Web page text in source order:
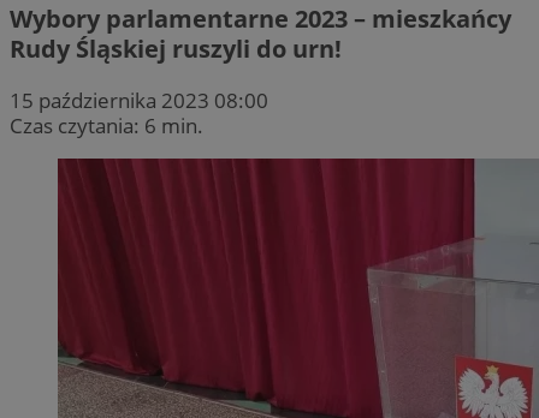
Wybory parlamentarne 2023 – mieszkańcy
Rudy Śląskiej ruszyli do urn!
15 października 2023 08:00
Czas czytania: 6 min.